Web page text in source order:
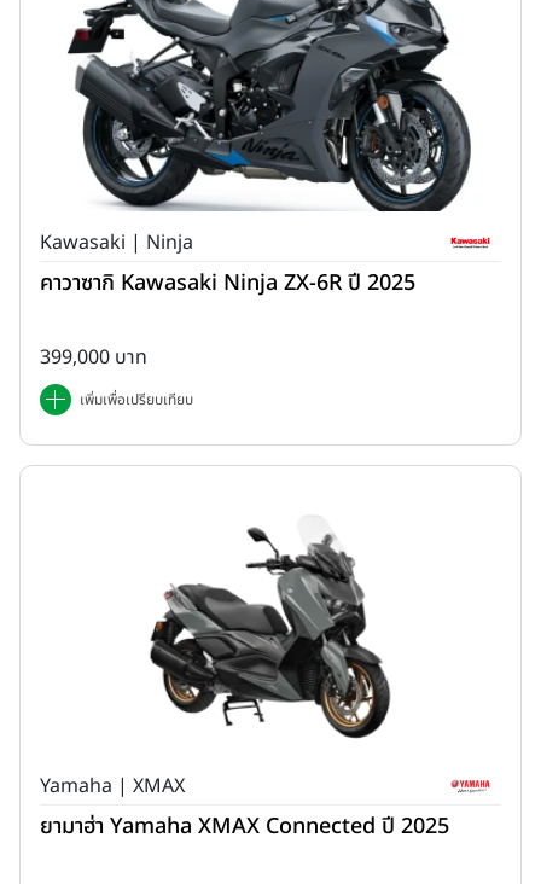
Kawasaki | Ninja
คาวาซากิ Kawasaki Ninja ZX-6R ปี 2025
399,000 บาท
เพิ่มเพื่อเปรียบเทียบ
Yamaha | XMAX
ยามาฮ่า Yamaha XMAX Connected ปี 2025